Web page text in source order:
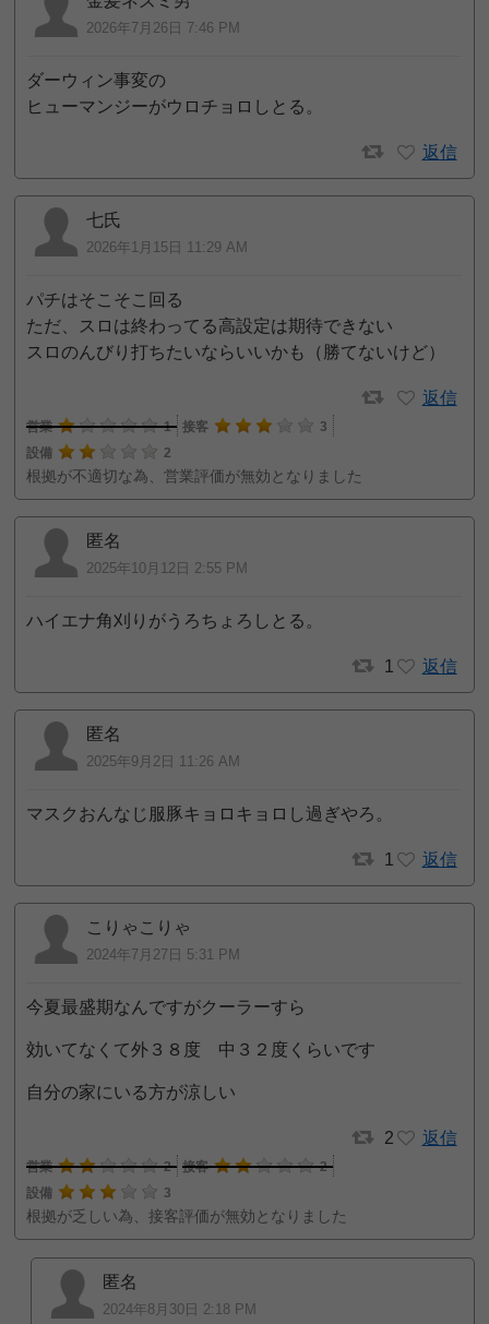
2026年7月26日 7:46 PM
ダーウィン事変の
ヒューマンジーがウロチョロしとる。
返信
七氏
2026年1月15日 11:29 AM
パチはそこそこ回る
ただ、スロは終わってる高設定は期待できない
スロのんびり打ちたいならいいかも（勝てないけど）
返信
営業 1 接客
3
設備
2
根拠が不適切な為、営業評価が無効となりました
匿名
2025年10月12日 2:55 PM
ハイエナ角刈りがうろちょろしとる。
1 返信
匿名
2025年9月2日 11:26 AM
マスクおんなじ服豚キョロキョロし過ぎやろ。
1 返信
こりゃこりゃ
2024年7月27日 5:31 PM
今夏最盛期なんですがクーラーすら
効いてなくて外３８度 中３２度くらいです
自分の家にいる方が涼しい
2 返信
営業 2 接客
2
設備
3
根拠が乏しい為、接客評価が無効となりました
匿名
2024年8月30日 2:18 PM